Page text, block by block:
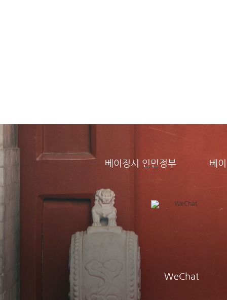
베이징시 인민정부 베
WeChat